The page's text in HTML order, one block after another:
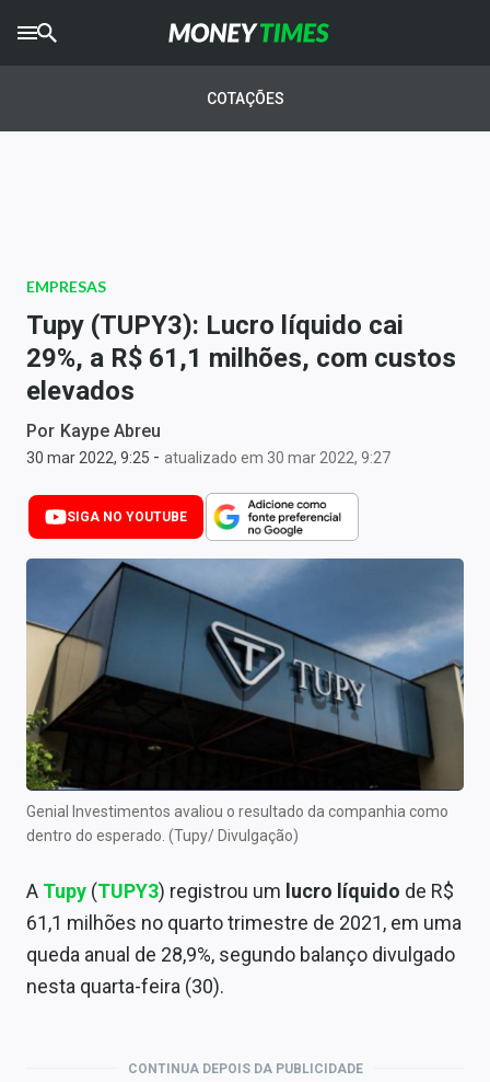
AGROTIMES
Newsletters
Money Trader
Anuncie
Últimas Notícias
Newsletters
Cotações
Comprar ou vender?
Carteiras Recomendadas
Central de Dividendos
Central de Fundos Imobiliários
Central dos IPOs
Renda Fixa
Finanças Pessoais
Mercados
Economia
COTAÇÕES
EMPRESAS
Tupy (TUPY3): Lucro líquido cai
29%, a R$ 61,1 milhões, com custos
elevados
Por Kaype Abreu
30 mar 2022, 9:25 - atualizado em 30 mar 2022, 9:27
SIGA NO YOUTUBE
Genial Investimentos avaliou o resultado da companhia como
dentro do esperado. (Tupy/ Divulgação)
A Tupy (TUPY3) registrou um lucro líquido de R$
61,1 milhões no quarto trimestre de 2021, em uma
queda anual de 28,9%, segundo balanço divulgado
nesta quarta-feira (30).
CONTINUA DEPOIS DA PUBLICIDADE